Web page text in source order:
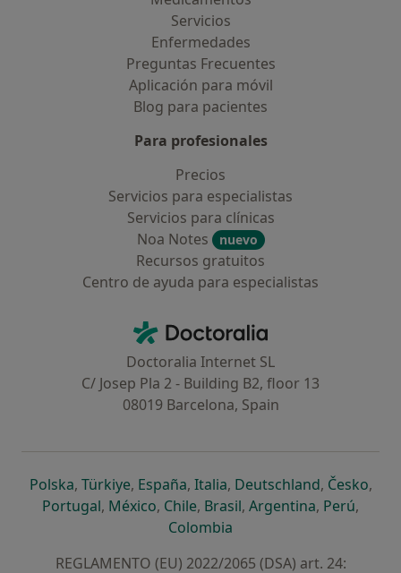
Servicios
Enfermedades
Preguntas Frecuentes
Aplicación para móvil
Blog para pacientes
Para profesionales
Precios
Servicios para especialistas
Servicios para clínicas
Noa Notes
nuevo
Recursos gratuitos
Centro de ayuda para especialistas
Doctoralia - Página de inicio
Doctoralia Internet SL
C/ Josep Pla 2 - Building B2, floor 13
08019 Barcelona, Spain
Polskase abre en una nueva pestaña
, Türkiyese abre en una nueva pestaña
, Españase abre en una nueva pestaña
, Italiase abre en una nueva
, Deutschlandse abre en
, Českose
,
Portugalse abre en una nueva pestaña
, Méxicose abre en una nueva pestaña
, Chilese abre en una nueva pestaña
, Brasilse abre en una nueva
, Argentinase abre en
, Perúse
,
Colombia
REGLAMENTO (EU) 2022/2065 (DSA) art. 24: